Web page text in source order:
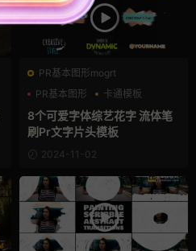
PR基本图形mogrt
PR基本图形
卡通模板
可爱
8个可爱字体综艺花字 流体笔
刷Pr文字片头模板
2024-11-02